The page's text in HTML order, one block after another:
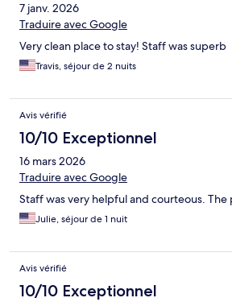
7 janv. 2026
Traduire avec Google
Very clean place to stay! Staff was superb
Travis, séjour de 2 nuits
Avis vérifié
10/10 Exceptionnel
16 mars 2026
Traduire avec Google
Staff was very helpful and courteous. The
Julie, séjour de 1 nuit
Avis vérifié
10/10 Exceptionnel